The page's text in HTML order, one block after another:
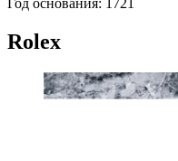
Год основания: 1721
Rolex